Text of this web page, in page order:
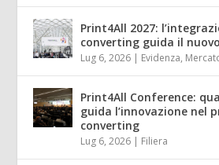
Print4All 2027:
converting guida il
Lug 6, 2026 | Evidenza,
Print4All Conference:
guida l’innovazione nel
converting
Lug 6, 2026 | Filiera